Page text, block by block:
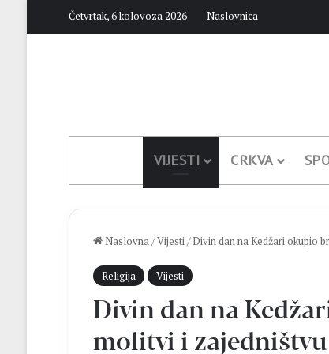
Četvrtak, 6 kolovoza 2026 Naslovnica
VIJESTI CRKVA
Naslovna/Vijesti/Divin dan na Kedžari okupio
Religija Vijesti
Divin dan na
molitvi i zajedništvu